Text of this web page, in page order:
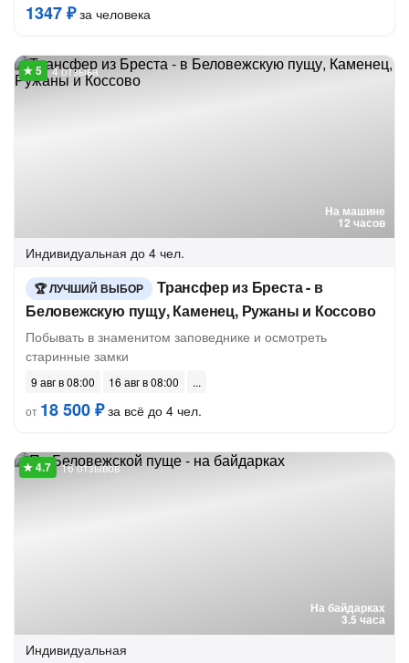
1347 ₽за человека
На машине
12 часов
4 отзыва
Индивидуальная до 4 чел.
ЛУЧШИЙ ВЫБОР
Трансфер из Бреста - в
Беловежскую пущу, Каменец, Ружаны и Коссово
Побывать в знаменитом заповеднике и осмотреть
старинные замки
9 авг в 08:00
16 авг в 08:00
от 18 500 ₽за всё до 4 чел.
На байдарках
3.5 часа
16 отзывов
Индивидуальная